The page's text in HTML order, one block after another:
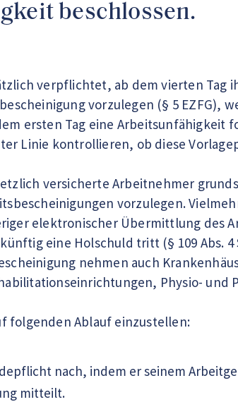
beschlossen.
verpflichtet, ab dem vierten Tag
vorzulegen (§ 5 EZFG),
ersten Tag eine Arbeitsunfähigkeit
Linie kontrollieren, ob diese
versicherte Arbeitnehmer
vorzulegen.
elektronischer Übermittlung des
eine Holschuld tritt (§ 109 Abs. 4
nehmen auch
Physio- und
folgenden Ablauf einzustellen:
nach, indem er seinem
mitteilt.